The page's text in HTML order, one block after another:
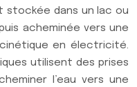
stockée dans un lac ou
acheminée vers une
en électricité.
utilisent des prises
l’eau vers une